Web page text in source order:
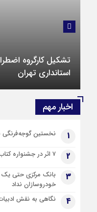
ایجاد نمی‌شود
8 ماه قبل
تشکیل کارگروه اضطرار
8 ماه قبل
پیام رهبر انقلاب خطاب
8 ماه قبل
شد
موساد چگونه جیب
8 ماه قبل
برگزاری «همایش ملی
تشکیل کارگروه
استانداری تهران
اخبار مهم
1 نخستین گوجه‌فرنگی
2 ۷ اثر در جشنواره کتاب سال دانشجویی برگزیده شد
3
خودروسازان نداد
4 نگاهی به نقش